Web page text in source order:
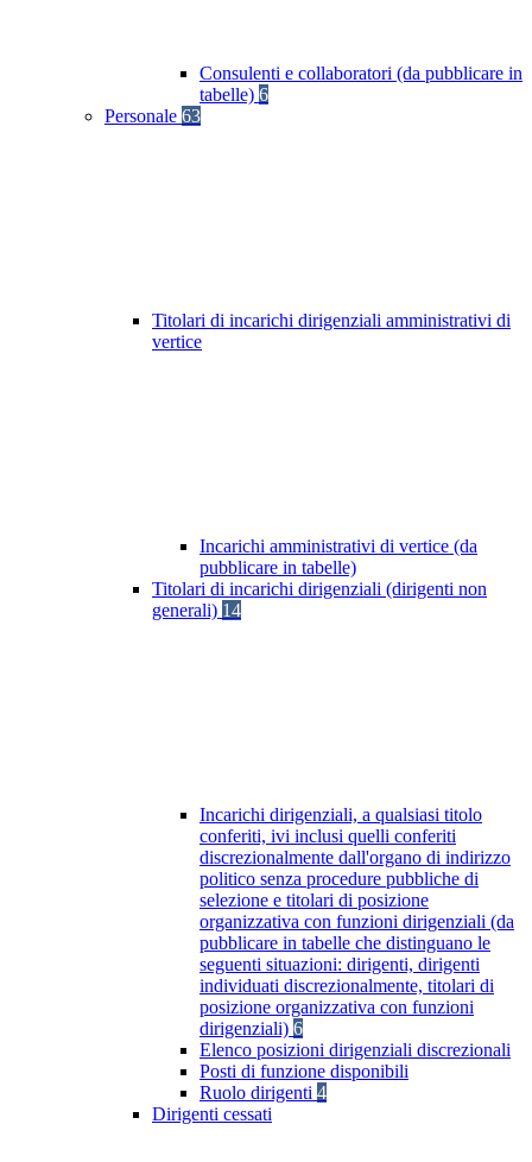
Consulenti e collaboratori (da pubblicare in
tabelle) 6
Personale 63
Titolari di incarichi dirigenziali amministrativi di
vertice
Incarichi amministrativi di vertice (da
pubblicare in tabelle)
Titolari di incarichi dirigenziali (dirigenti non
generali) 14
Incarichi dirigenziali, a qualsiasi titolo
conferiti, ivi inclusi quelli conferiti
discrezionalmente dall'organo di indirizzo
politico senza procedure pubbliche di
selezione e titolari di posizione
organizzativa con funzioni dirigenziali (da
pubblicare in tabelle che distinguano le
seguenti situazioni: dirigenti, dirigenti
individuati discrezionalmente, titolari di
posizione organizzativa con funzioni
dirigenziali) 6
Elenco posizioni dirigenziali discrezionali
Posti di funzione disponibili
Ruolo dirigenti 4
Dirigenti cessati